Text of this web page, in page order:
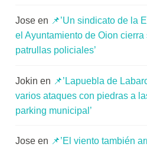
Jose en 📌’Un sindicato de la
el Ayuntamiento de Oion
patrullas policiales’
Jokin en 📌’Lapuebla de
varios ataques con piedras a
parking municipal’
Jose en 📌’El viento también